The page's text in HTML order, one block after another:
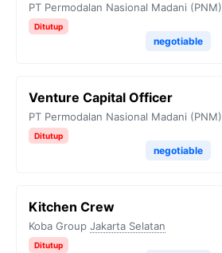
PT Permodalan Nasional Madani (PNM)
Ditutup
negotiable
Venture Capital Officer
PT Permodalan Nasional Madani (PNM)
Ditutup
negotiable
Kitchen Crew
Koba Group Jakarta Selatan
Ditutup